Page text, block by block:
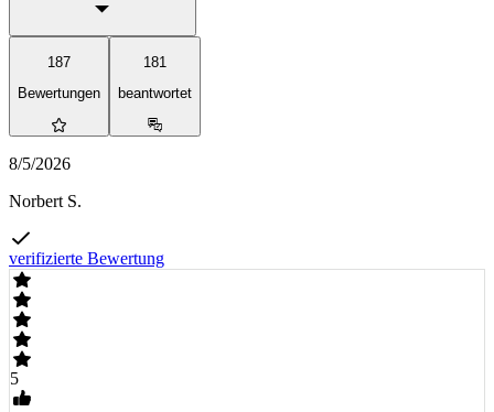
187
Bewertungen
181
beantwortet
8/5/2026
Norbert S.
verifizierte Bewertung
5